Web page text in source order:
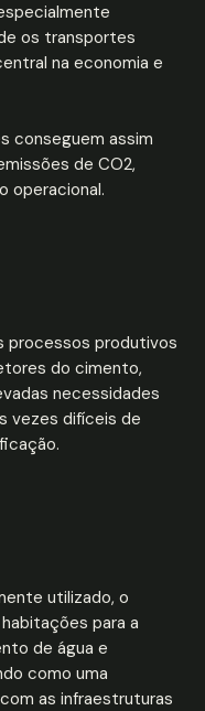
os transportes
na economia e
conseguem assim
de CO2,
operacional.
processos produtivos
do cimento,
necessidades
vezes difíceis de
utilizado, o
para a
de água e
como uma
as infraestruturas